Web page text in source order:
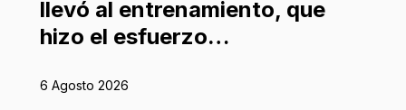
llevó al entrenamiento, que
hizo el esfuerzo…
6 Agosto 2026